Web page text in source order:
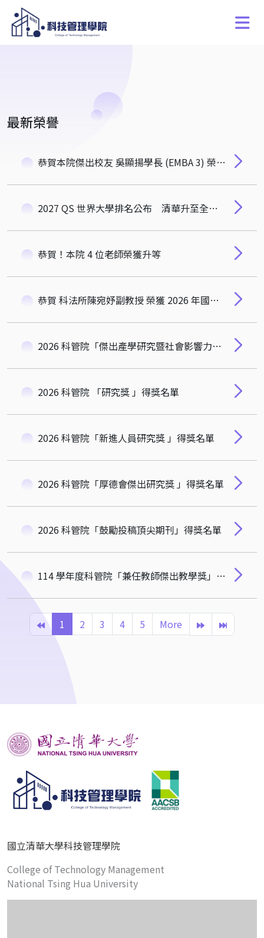
最新榮譽
恭賀本院傑出校友 吳顯揚學長 (EMBA 3) 榮膺 中央研究院第35屆院士！
2027 QS 世界大學排名公布 清華升至全球第142名創歷年最佳
恭賀！本院 4 位老師榮獲升等
恭賀 科法所陳宛妤副教授 榮獲 2026 年國立清華大學「校級傑出教學獎」
2026 科管院「傑出產學研究暨社會影響力獎」得獎名單
2026 科管院 「研究獎 」得獎名單
2026 科管院「新進人員研究獎 」得獎名單
2026 科管院「厚德會傑出研究獎 」得獎名單
2026 科管院「鼓勵投稿頂尖期刊」得獎名單
114 學年度科管院「兼任教師傑出教學獎」得獎名單
1 2 3 4 5 More
國立清華大學科技管理學院
College of Technology Management
National Tsing Hua University